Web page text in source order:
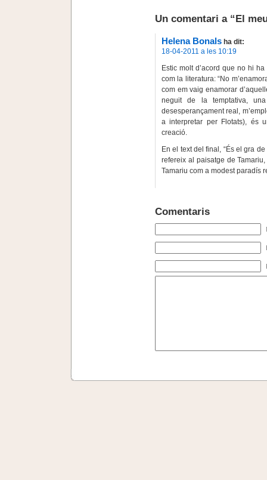
Un comentari a “El
Helena Bonals ha dit:
18-04-2011 a les 10:19
Estic molt d’acord que no hi
com la literatura: “No
com em vaig enamorar
neguit de la temptativa,
desesperançament real,
a interpretar per Flotats), és
creació.
En el text del final, “És el gra
refereix al paisatge de
Tamariu com a modest paradís
Comentaris